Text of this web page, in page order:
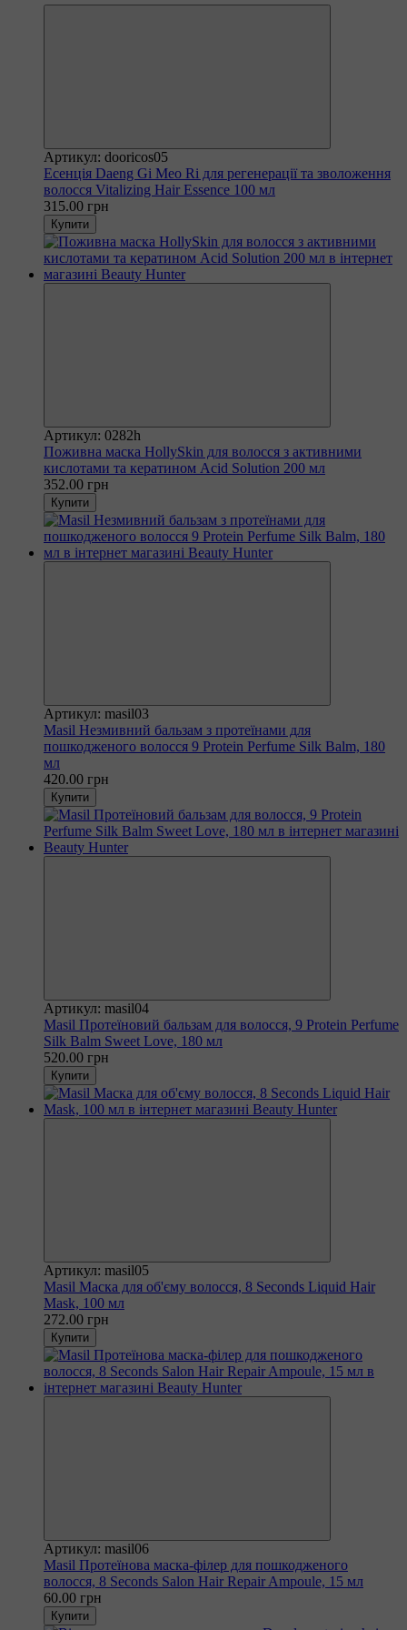
Артикул: dooricos05
Есенція Daeng Gi Meo Ri для регенерації та зволоження
волосся Vitalizing Hair Essence 100 мл
315.00 грн
Купити
Артикул: 0282h
Поживна маска HollySkin для волосся з активними
кислотами та кератином Acid Solution 200 мл
352.00 грн
Купити
Артикул: masil03
Masil Незмивний бальзам з протеїнами для
пошкодженого волосся 9 Protein Perfume Silk Balm, 180
мл
420.00 грн
Купити
Артикул: masil04
Masil Протеїновий бальзам для волосся, 9 Protein Perfume
Silk Balm Sweet Love, 180 мл
520.00 грн
Купити
Артикул: masil05
Masil Маска для об'єму волосся, 8 Seconds Liquid Hair
Mask, 100 мл
272.00 грн
Купити
Артикул: masil06
Masil Протеїнова маска-філер для пошкодженого
волосся, 8 Seconds Salon Hair Repair Ampoule, 15 мл
60.00 грн
Купити